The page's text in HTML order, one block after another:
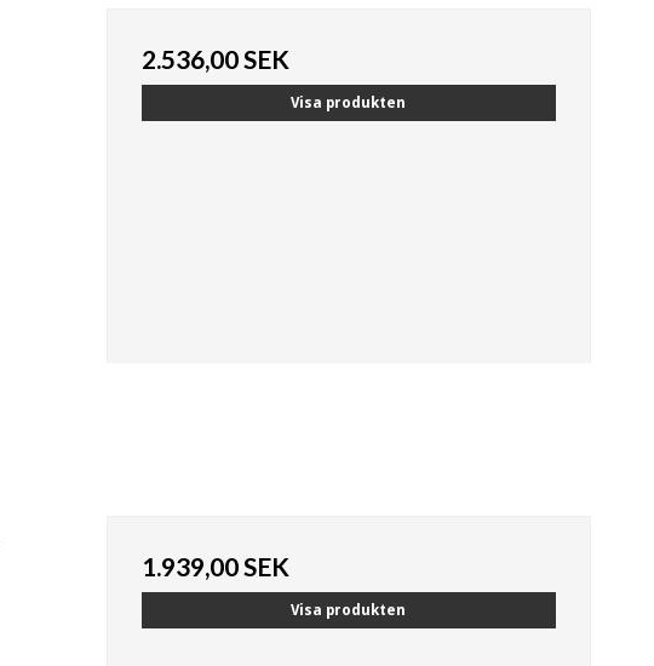
2.536,00 SEK
Visa produkten
1.939,00 SEK
Visa produkten